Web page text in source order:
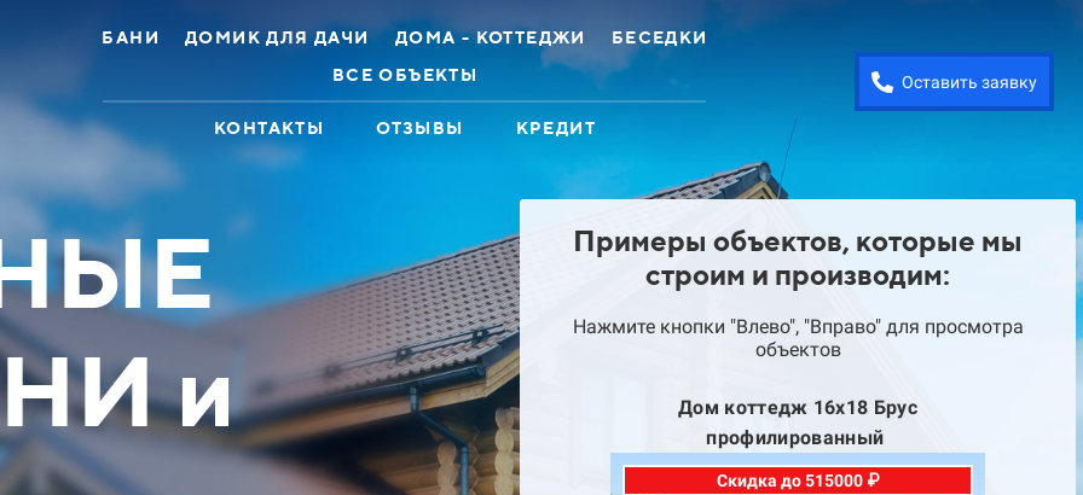
БАНИ ДОМИК ДЛЯ ДАЧИ ДОМА - КОТТЕДЖИ
БЕСЕДКИ
ВСЕ ОБЪЕКТЫ
КОНТАКТЫ ОТЗЫВЫ КРЕДИТ
Оставить заявку
и
Примеры объектов, которые мы
строим и производим:
Нажмите кнопки "Влево", "Вправо" для просмотра
объектов
11х13
бревно
329600 ₽
Дом коттедж 2эт 6х17 Брус
профилированный
Скидка до 413400 ₽
Дом коттедж 16х18 Брус
профилированный
Скидка до 515000 ₽